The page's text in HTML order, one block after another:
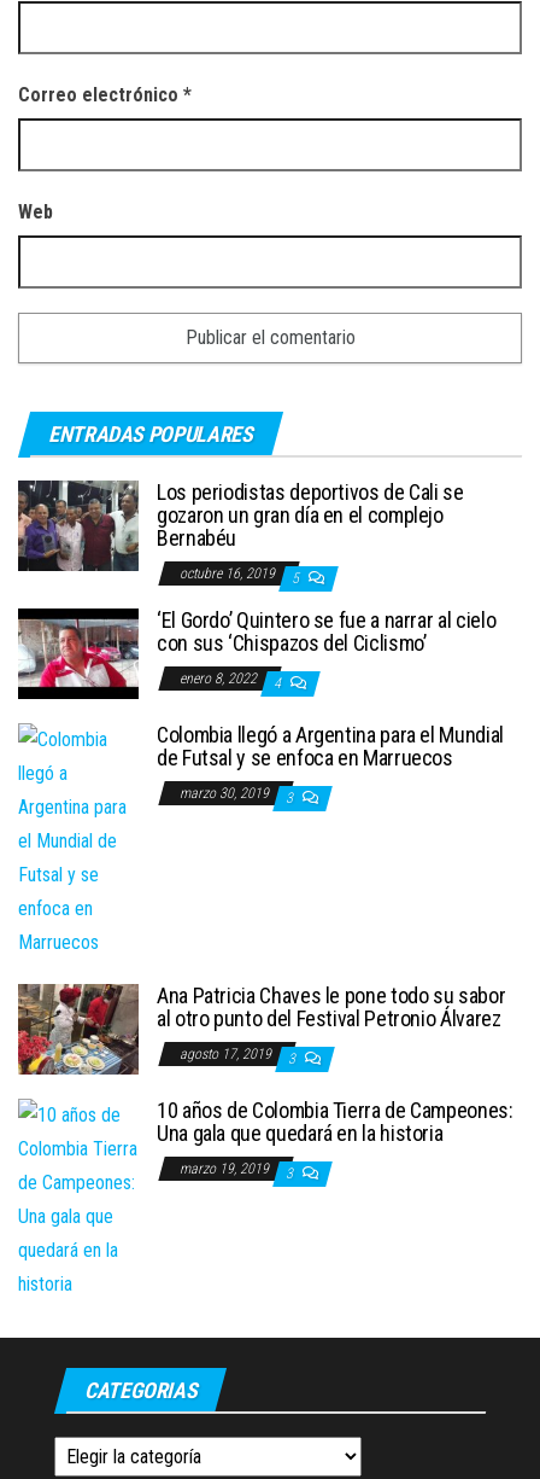
Correo electrónico *
Web
ENTRADAS POPULARES
Los periodistas deportivos de Cali se
gozaron un gran día en el complejo
Bernabéu
octubre 16, 2019 5
‘El Gordo’ Quintero se fue a narrar al cielo
con sus ‘Chispazos del Ciclismo’
enero 8, 2022 4
Colombia llegó a Argentina para el Mundial
de Futsal y se enfoca en Marruecos
marzo 30, 2019 3
Ana Patricia Chaves le pone todo su sabor
al otro punto del Festival Petronio Álvarez
agosto 17, 2019 3
10 años de Colombia Tierra de Campeones:
Una gala que quedará en la historia
marzo 19, 2019 3
CATEGORIAS
Categorias